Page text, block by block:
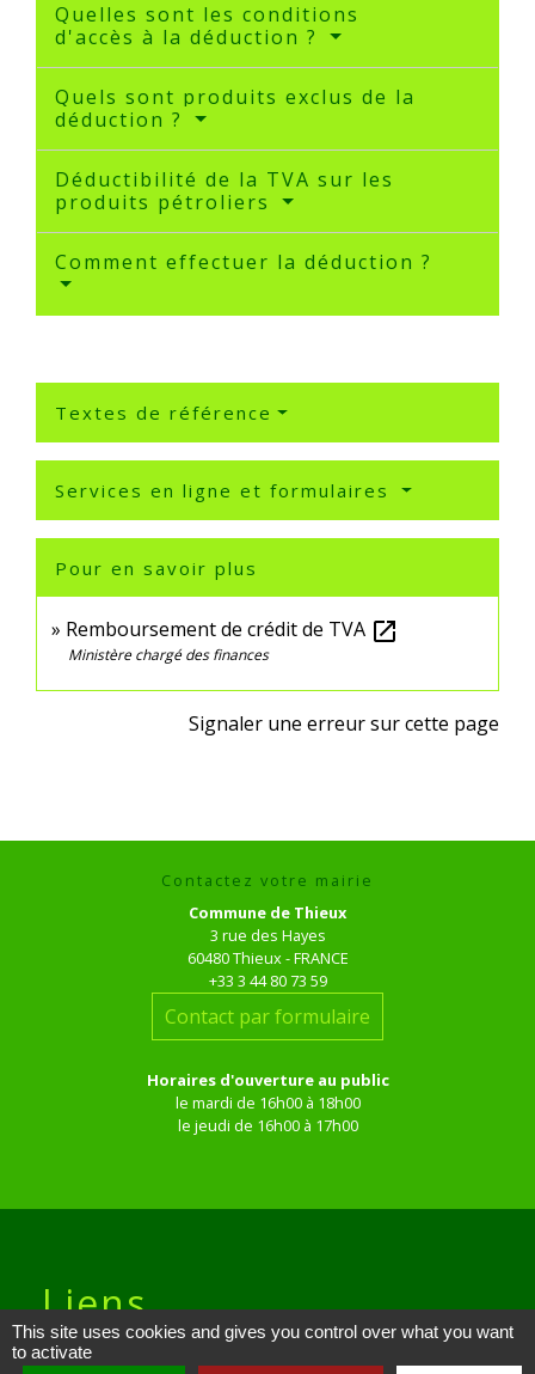
Quelles sont les conditions
d'accès à la déduction ?
Quels sont produits exclus de la
déduction ?
Déductibilité de la TVA sur les
produits pétroliers
Comment effectuer la déduction ?
Textes de référence
Services en ligne et formulaires
Pour en savoir plus
Remboursement de crédit de TVA open_in_new
Ministère chargé des finances
Signaler une erreur sur cette page
Contactez votre mairie
Commune de Thieux
3 rue des Hayes
60480 Thieux - FRANCE
+33 3 44 80 73 59
Contact par formulaire
Horaires d'ouverture au public
le mardi de 16h00 à 18h00
le jeudi de 16h00 à 17h00
Liens
Site réalisé par KOM Conseil
This site uses cookies and gives you control over what you want
to activate